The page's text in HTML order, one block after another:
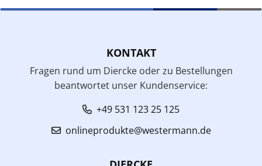
KONTAKT
Fragen rund um Diercke oder zu Bestellungen
beantwortet unser Kundenservice:
+49 531 123 25 125
onlineprodukte@westermann.de